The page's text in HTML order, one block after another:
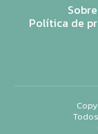
Política de